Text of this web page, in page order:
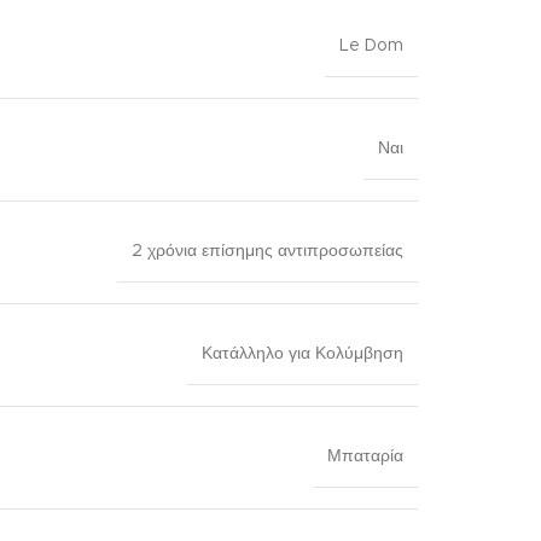
Le Dom
Ναι
2 χρόνια επίσημης αντιπροσωπείας
Κατάλληλο για Κολύμβηση
Μπαταρία